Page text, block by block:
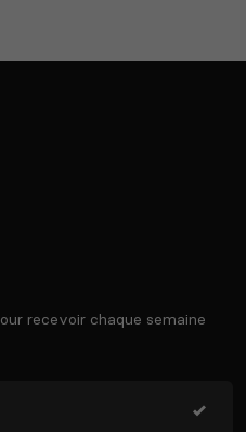
recevoir chaque semaine